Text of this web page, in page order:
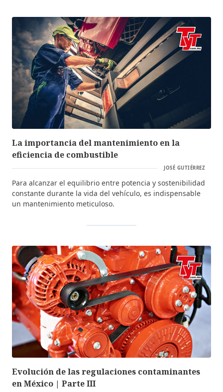
La importancia del mantenimiento en la
eficiencia de combustible
JOSÉ GUTIÉRREZ
Para alcanzar el equilibrio entre potencia y sostenibilidad
constante durante la vida del vehículo, es indispensable
un mantenimiento meticuloso.
Evolución de las regulaciones contaminantes
en México | Parte III